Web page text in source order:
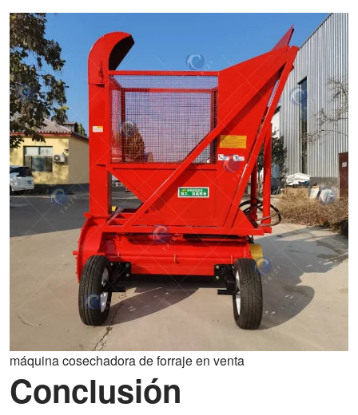
máquina cosechadora de forraje en venta
Conclusión